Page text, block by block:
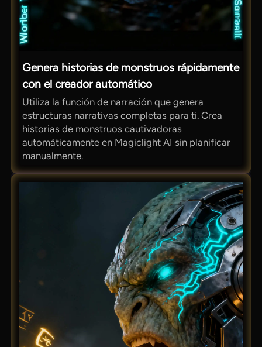
Genera historias de monstruos rápidamente
con el creador automático
Utiliza la función de narración que genera
estructuras narrativas completas para ti. Crea
historias de monstruos cautivadoras
automáticamente en Magiclight AI sin planificar
manualmente.